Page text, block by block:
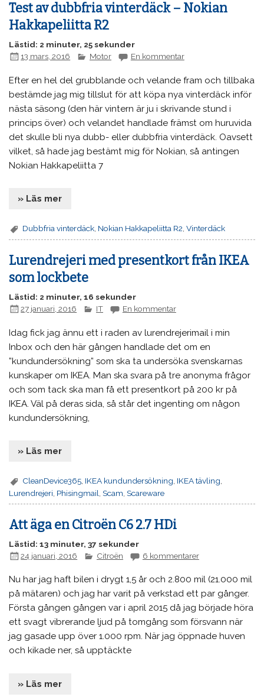
Test av dubbfria vinterdäck – Nokian
Hakkapeliitta R2
Lästid: 2 minuter, 25 sekunder
13 mars, 2016
Motor En kommentar
Efter en hel del grubblande och velande fram och tillbaka
bestämde jag mig tillslut för att köpa nya vinterdäck inför
nästa säsong (den här vintern är ju i skrivande stund i
princips över) och velandet handlade främst om huruvida
det skulle bli nya dubb- eller dubbfria vinterdäck. Oavsett
vilket, så hade jag bestämt mig för Nokian, så antingen
Nokian Hakkapeliitta 7
» Läs mer
Dubbfria vinterdäck Nokian Hakkapeliitta R2 ,Vinterdäck
Lurendrejeri med presentkort från IKEA
som lockbete
Lästid: 2 minuter, 16 sekunder
27 januari, 2016
IT En kommentar
Idag fick jag ännu ett i raden av lurendrejerimail i min
Inbox och den här gången handlade det om en
”kundundersökning” som ska ta undersöka svenskarnas
kunskaper om IKEA. Man ska svara på tre anonyma frågor
och som tack ska man få ett presentkort på 200 kr på
IKEA. Väl på deras sida, så står det ingenting om någon
kundundersökning,
» Läs mer
CleanDevice365 IKEA kundundersökning IKEA tävling
Lurendrejeri Phisingmail ,Scam ,Scareware
Att äga en Citroën C6 2.7 HDi
Lästid: 13 minuter, 37 sekunder
24 januari, 2016
Citroën 6 kommentarer
Nu har jag haft bilen i drygt 1,5 år och 2.800 mil (21.000 mil
på mätaren) och jag har varit på verkstad ett par gånger.
Första gången gången var i april 2015 då jag började höra
ett svagt vibrerande ljud på tomgång som försvann när
jag gasade upp över 1.000 rpm. När jag öppnade huven
och kikade ner, så upptäckte
» Läs mer